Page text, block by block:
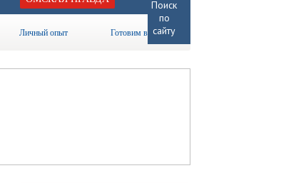
Личный опыт Готовим вместе